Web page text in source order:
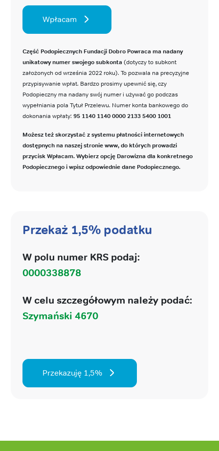
Wpłacam
Część Podopiecznych Fundacji Dobro Powraca ma nadany
unikatowy numer swojego subkonta (dotyczy to subkont
założonych od września 2022 roku). To pozwala na precyzyjne
przypisywanie wpłat. Bardzo prosimy upewnić się, czy
Podopieczny ma nadany swój numer i używać go podczas
wypełniania pola Tytuł Przelewu. Numer konta bankowego do
dokonania wpłaty: 95 1140 1140 0000 2133 5400 1001
Możesz też skorzystać z systemu płatności internetowych
dostępnych na naszej stronie www, do których prowadzi
przycisk Wpłacam. Wybierz opcję Darowizna dla konkretnego
Podopiecznego i wpisz odpowiednie dane Podopiecznego.
Przekaż 1,5% podatku
W polu numer KRS podaj:
0000338878
W celu szczegółowym należy podać:
Szymański 4670
Przekazuję 1,5%